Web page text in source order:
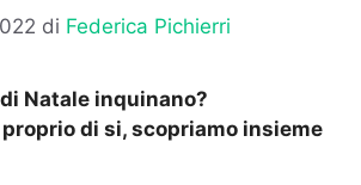
di Federica Pichierri
Natale inquinano?
di si, scopriamo insieme